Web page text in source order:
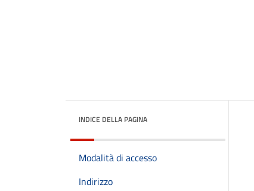
INDICE DELLA PAGINA
Modalità di accesso
Indirizzo